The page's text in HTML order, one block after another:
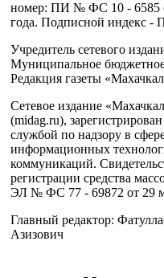
номер: ПИ № ФС 10 - 6585
года. Подписной индекс -
Учредитель сетевого
Муниципальное
Редакция газеты
Сетевое издание
(midag.ru),
службой по надзору в
информационных
коммуникаций.
регистрации средства
ЭЛ № ФС 77 - 69872 от 29
Главный редактор:
Азизович